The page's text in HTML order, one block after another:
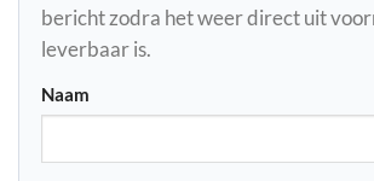
bericht zodra het weer direct uit
leverbaar is.
Naam